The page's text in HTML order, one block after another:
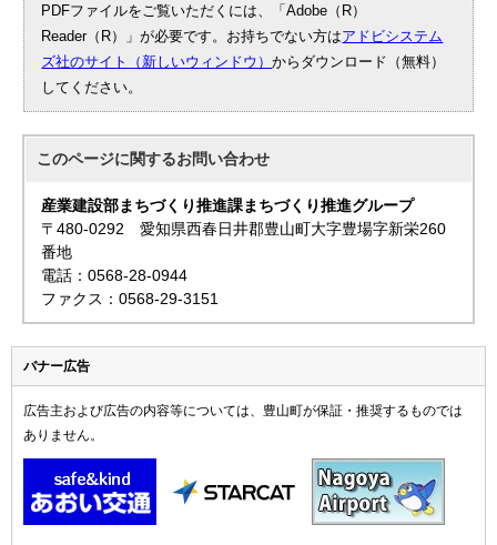
PDFファイルをご覧いただくには、「Adobe（R）
Reader（R）」が必要です。お持ちでない方はアドビシステム
ズ社のサイト（新しいウィンドウ）からダウンロード（無料）
してください。
このページに関するお問い合わせ
産業建設部まちづくり推進課まちづくり推進グループ
〒480-0292 愛知県西春日井郡豊山町大字豊場字新栄260
番地
電話：0568-28-0944
ファクス：0568-29-3151
バナー広告
広告主および広告の内容等については、豊山町が保証・推奨するものでは
ありません。